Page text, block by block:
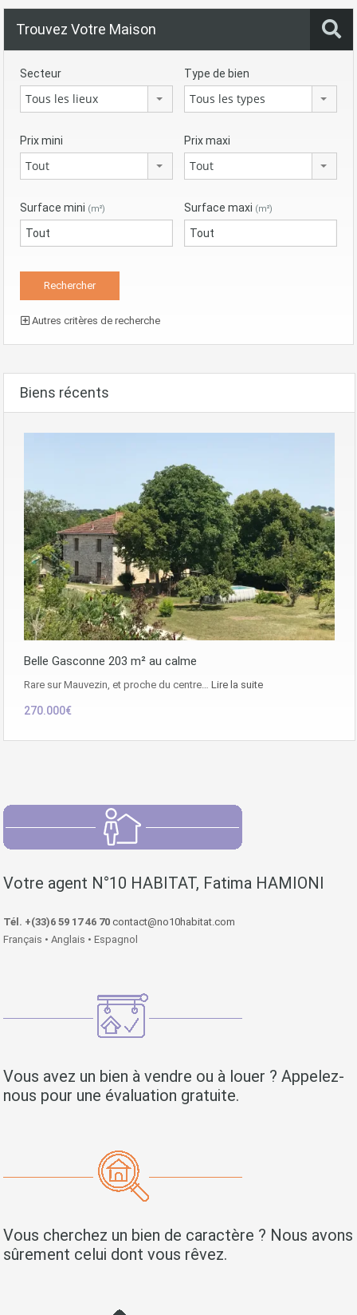
Trouvez Votre Maison
Secteur
Tous les lieux
Type de bien
Tous les types
Prix mini
Tout
Prix maxi
Tout
Surface mini (m²) Surface maxi (m²)
Autres critères de recherche
Biens récents
Belle Gasconne 203 m² au calme
Rare sur Mauvezin, et proche du centre… Lire la suite
270.000€
Votre agent N°10 HABITAT, Fatima HAMIONI
Tél. +(33)6 59 17 46 70 contact@no10habitat.com
Français • Anglais • Espagnol
Vous avez un bien à vendre ou à louer ? Appelez-
nous pour une évaluation gratuite.
Vous cherchez un bien de caractère ? Nous avons
sûrement celui dont vous rêvez.